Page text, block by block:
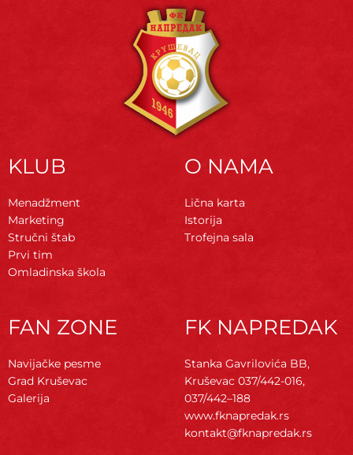
KLUB
Menadžment
Marketing
Stručni štab
Prvi tim
Omladinska škola
O NAMA
Lična karta
Istorija
Trofejna sala
FAN ZONE
Navijačke pesme
Grad Kruševac
Galerija
FK NAPREDAK
Stanka Gavrilovića BB,
Kruševac 037/442-016,
037/442–188
www.fknapredak.rs
kontakt@fknapredak.rs